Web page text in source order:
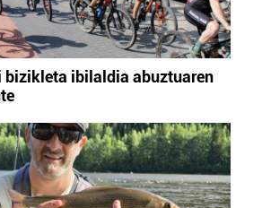
bizikleta ibilaldia abuztuaren